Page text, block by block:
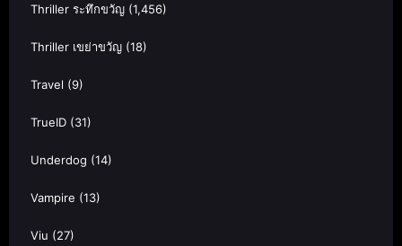
Thriller ระทึกขวัญ (1,456)
Thriller เขย่าขวัญ (18)
Travel (9)
TrueID (31)
Underdog (14)
Vampire (13)
Viu (27)